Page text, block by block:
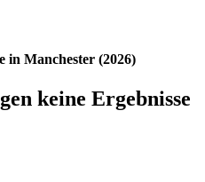
in Manchester (2026)
keine Ergebnisse